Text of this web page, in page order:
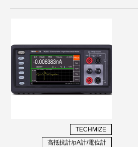
TECHMIZE
高抵抗計/pA計/電位計